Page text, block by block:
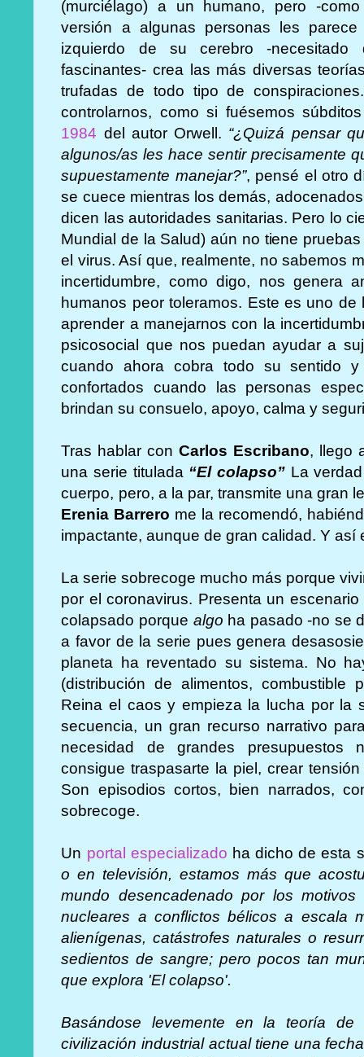
(murciélago) a un humano, pero -
versión a algunas personas les
izquierdo de su cerebro -necesitado
fascinantes- crea las más diversas
trufadas de todo tipo de
controlarnos, como si fuésemos
1984 del autor Orwell. “¿Quizá pensar
algunos/as les hace sentir precisamente
supuestamente manejar?”, pensé el otro
se cuece mientras los demás,
dicen las autoridades sanitarias. Pero lo
Mundial de la Salud) aún no tiene
el virus. Así que, realmente, no sabemos
incertidumbre, como digo, nos genera
humanos peor toleramos. Este es uno
aprender a manejarnos con la
psicosocial que nos puedan ayudar a
cuando ahora cobra todo su sentido
confortados cuando las personas
brindan su consuelo, apoyo, calma y
Tras hablar conCarlos Escribano, llego
una serie titulada “El colapso”La verdad
cuerpo, pero, a la par, transmite una gran
Erenia Barrero me la recomendó,
impactante, aunque de gran calidad. Y así
La serie sobrecoge mucho más porque
por el coronavirus. Presenta un
colapsado porque algo ha pasado -no se
a favor de la serie pues genera
planeta ha reventado su sistema. No
(distribución de alimentos, combustible
Reina el caos y empieza la lucha por la
secuencia, un gran recurso narrativo
necesidad de grandes presupuestos
consigue traspasarte la piel, crear
Son episodios cortos, bien narrados,
sobrecoge.
Un portal especializado ha dicho de esta
o en televisión, estamos más que
mundo desencadenado por los
nucleares a conflictos bélicos a escala
alienígenas, catástrofes naturales o
sedientos de sangre; pero pocos tan
que explora 'El colapso'.
Basándose levemente en la teoría
civilización industrial actual tiene una